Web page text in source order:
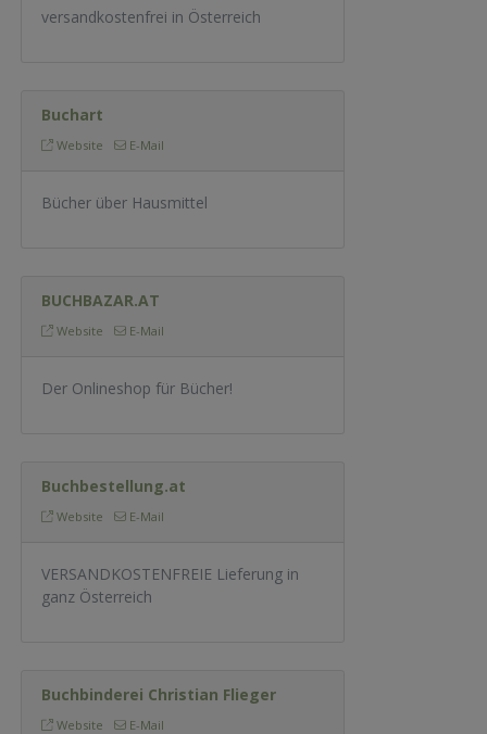
versandkostenfrei in Österreich
Buchart
Website E-Mail
Bücher über Hausmittel
BUCHBAZAR.AT
Website E-Mail
Der Onlineshop für Bücher!
Buchbestellung.at
Website E-Mail
VERSANDKOSTENFREIE Lieferung in
ganz Österreich
Buchbinderei Christian Flieger
Website E-Mail